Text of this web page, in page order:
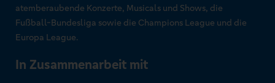
atemberaubende Konzerte, Musicals und Shows, die
Fußball-Bundesliga sowie die Champions League und die
Europa League.
In Zusammenarbeit mit